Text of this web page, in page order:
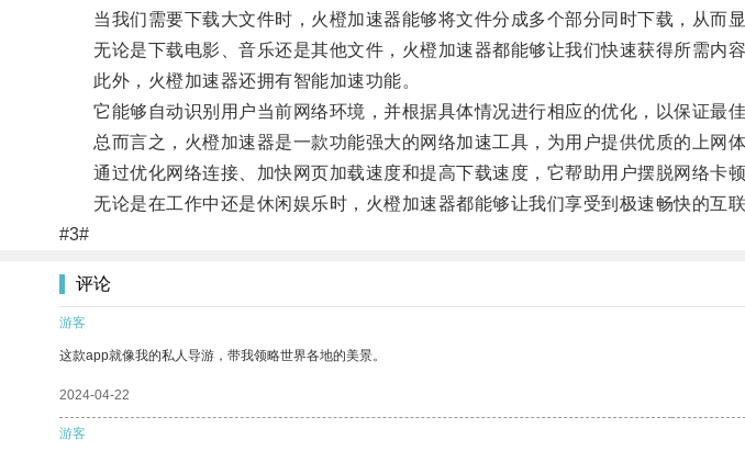
当我们需要下载大文件时，火橙加速器能够将文件分成多个部分同时下载，从而显
无论是下载电影、音乐还是其他文件，火橙加速器都能够让我们快速获得所需内容
此外，火橙加速器还拥有智能加速功能。
它能够自动识别用户当前网络环境，并根据具体情况进行相应的优化，以保证最佳
总而言之，火橙加速器是一款功能强大的网络加速工具，为用户提供优质的上网体
通过优化网络连接、加快网页加载速度和提高下载速度，它帮助用户摆脱网络卡顿
无论是在工作中还是休闲娱乐时，火橙加速器都能够让我们享受到极速畅快的互联
#3#
评论
游客
这款app就像我的私人导游，带我领略世界各地的美景。
2024-04-22
游客